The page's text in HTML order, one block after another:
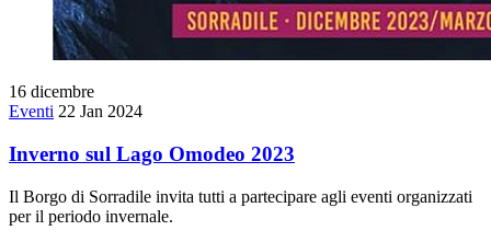
16 dicembre
Eventi 22 Jan 2024
Inverno sul Lago Omodeo 2023
Il Borgo di Sorradile invita tutti a partecipare agli eventi organizzati
per il periodo invernale.